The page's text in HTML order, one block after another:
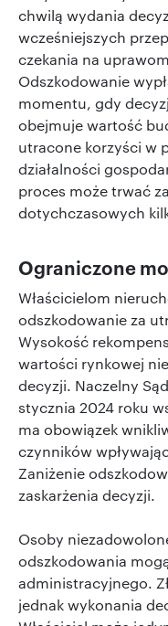
chwilą wydania
wcześniejszych
czekania na
Odszkodowanie
momentu, gdy
obejmuje wartość
utracone korzyści w
działalności
proces może trwać
dotychczasowych
Ograniczone
Właścicielom
odszkodowanie za
Wysokość
wartości rynkowej
decyzji. Naczelny
stycznia 2024 roku
ma obowiązek
czynników
Zaniżenie
zaskarżenia decyzji.
Osoby
odszkodowania
administracyjnego.
jednak wykonania